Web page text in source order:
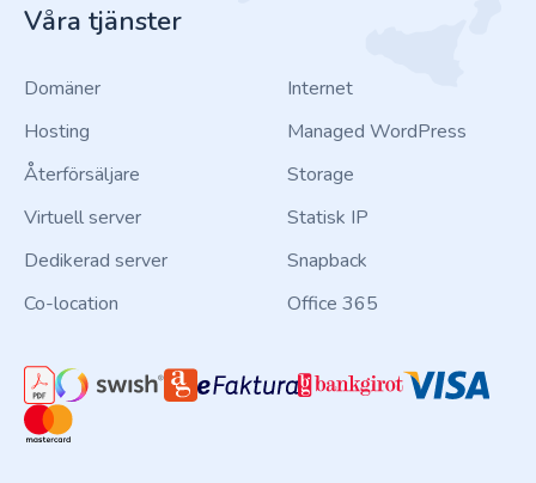
Våra tjänster
Domäner
Hosting
Återförsäljare
Virtuell server
Dedikerad server
Co-location
Internet
Managed WordPress
Storage
Statisk IP
Snapback
Office 365